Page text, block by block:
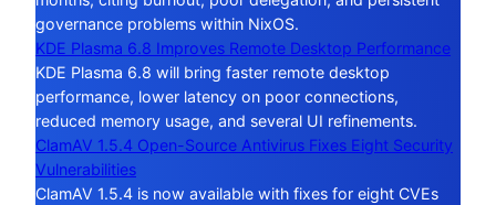
governance problems within NixOS.
KDE Plasma 6.8 Improves Remote Desktop Performance
KDE Plasma 6.8 will bring faster remote desktop
performance, lower latency on poor connections,
reduced memory usage, and several UI refinements.
ClamAV 1.5.4 Open-Source Antivirus Fixes Eight Security
Vulnerabilities
ClamAV 1.5.4 is now available with fixes for eight CVEs